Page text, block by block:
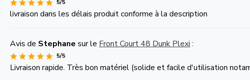
5/5
livraison dans les délais produit conforme à la description
Avis de Stephane sur le Front Court 48 Dunk Plexi :
5/5
Livraison rapide. Très bon matériel (solide et facile d'utilisation